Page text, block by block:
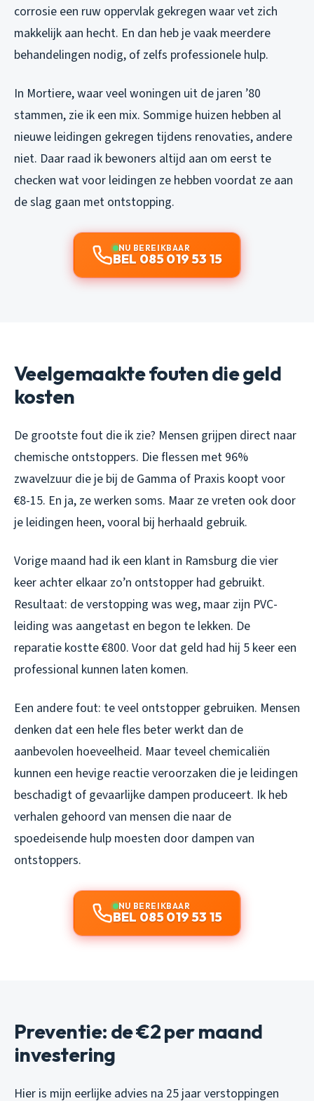
corrosie een ruw oppervlak gekregen waar vet zich
makkelijk aan hecht. En dan heb je vaak meerdere
behandelingen nodig, of zelfs professionele hulp.
In Mortiere, waar veel woningen uit de jaren ’80
stammen, zie ik een mix. Sommige huizen hebben al
nieuwe leidingen gekregen tijdens renovaties, andere
niet. Daar raad ik bewoners altijd aan om eerst te
checken wat voor leidingen ze hebben voordat ze aan
de slag gaan met ontstopping.
NU BEREIKBAAR
BEL 085 019 53 15
Veelgemaakte fouten die geld
kosten
De grootste fout die ik zie? Mensen grijpen direct naar
chemische ontstoppers. Die flessen met 96%
zwavelzuur die je bij de Gamma of Praxis koopt voor
€8-15. En ja, ze werken soms. Maar ze vreten ook door
je leidingen heen, vooral bij herhaald gebruik.
Vorige maand had ik een klant in Ramsburg die vier
keer achter elkaar zo’n ontstopper had gebruikt.
Resultaat: de verstopping was weg, maar zijn PVC-
leiding was aangetast en begon te lekken. De
reparatie kostte €800. Voor dat geld had hij 5 keer een
professional kunnen laten komen.
Een andere fout: te veel ontstopper gebruiken. Mensen
denken dat een hele fles beter werkt dan de
aanbevolen hoeveelheid. Maar teveel chemicaliën
kunnen een hevige reactie veroorzaken die je leidingen
beschadigt of gevaarlijke dampen produceert. Ik heb
verhalen gehoord van mensen die naar de
spoedeisende hulp moesten door dampen van
ontstoppers.
NU BEREIKBAAR
BEL 085 019 53 15
Preventie: de €2 per maand
investering
Hier is mijn eerlijke advies na 25 jaar verstoppingen